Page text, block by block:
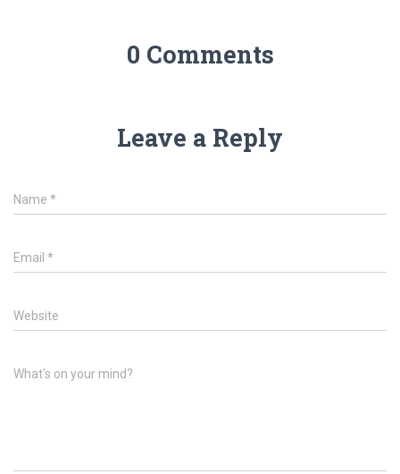
0 Comments
Leave a Reply
Name *
Email *
Website
What's on your mind?